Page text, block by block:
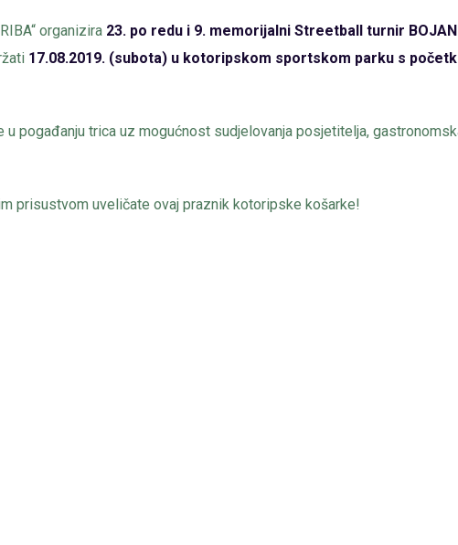
organizira 23. po redu i 9. memorijalni Streetball turnir BOJAN
17.08.2019. (subota) u kotoripskom sportskom parku s
u pogađanju trica uz mogućnost sudjelovanja posjetitelja,
prisustvom uveličate ovaj praznik kotoripske košarke!